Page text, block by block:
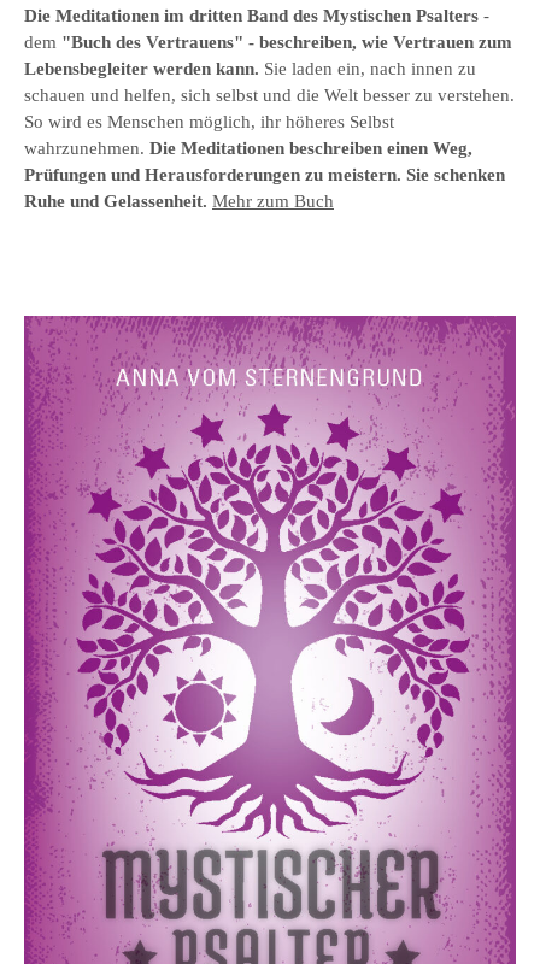
Die Meditationen im dritten Band des Mystischen Psalters -
dem "Buch des Vertrauens" - beschreiben, wie Vertrauen zum
Lebensbegleiter werden kann. Sie laden ein, nach innen zu
schauen und helfen, sich selbst und die Welt besser zu verstehen.
So wird es Menschen möglich, ihr höheres Selbst
wahrzunehmen. Die Meditationen beschreiben einen Weg,
Prüfungen und Herausforderungen zu meistern. Sie schenken
Ruhe und Gelassenheit. Mehr zum Buch